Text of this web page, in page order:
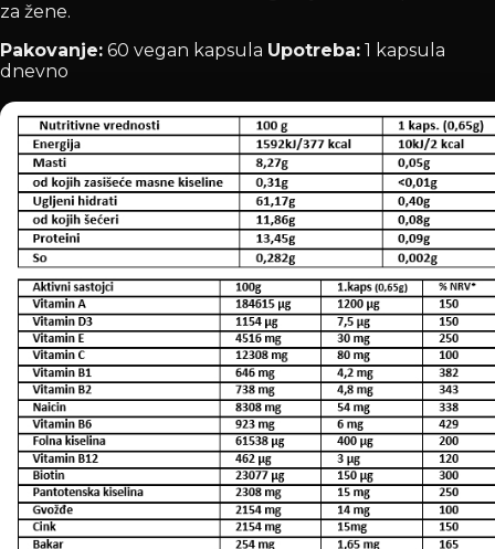
za žene.
Pakovanje: 60 vegan kapsula Upotreba: 1 kapsula
dnevno